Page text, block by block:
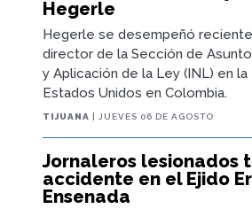
Hegerle
Hegerle se desempeñó
director de la Sección de
y Aplicación de la Ley (INL) en la
Estados Unidos en Colombia.
TIJUANA | JUEVES 06 DE AGOSTO
Jornaleros lesionados
accidente en el Ejido
Ensenada